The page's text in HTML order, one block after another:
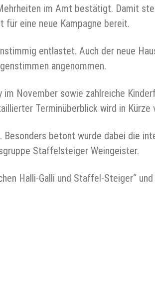
im Amt bestätigt. Damit
für eine neue Kampagne bereit.
entlastet. Auch der neue
angenommen.
November sowie zahlreiche
Terminüberblick wird in
betont wurde dabei die
Staffelsteiger Weingeister.
Halli-Galli und Staffel-Steiger“